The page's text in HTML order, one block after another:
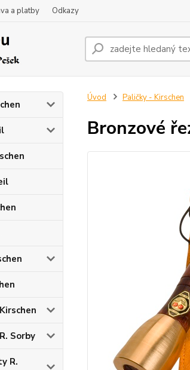
a platby Odkazy
Sorby
R.
Úvod Paličky - Kirschen
Bronzové